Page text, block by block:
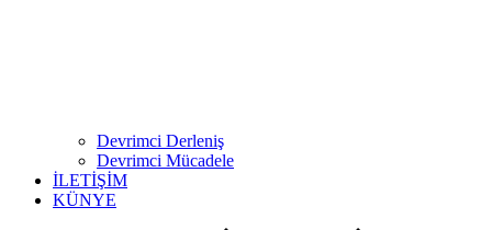
Devrimci Derleniş
Devrimci Mücadele
İLETİŞİM
KÜNYE